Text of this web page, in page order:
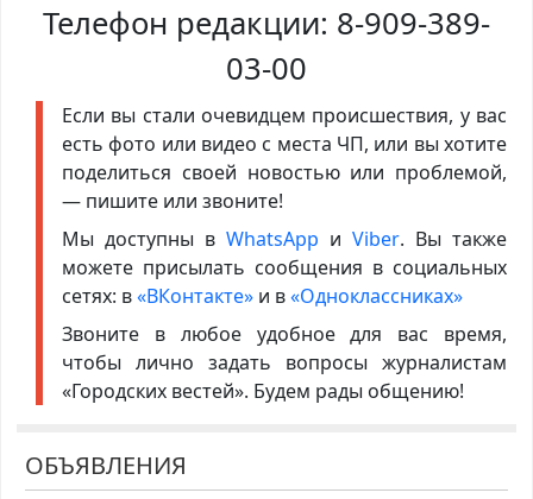
Телефон редакции: 8-909-389-
03-00
Если вы стали очевидцем происшествия, у вас
есть фото или видео с места ЧП, или вы хотите
поделиться своей новостью или проблемой,
— пишите или звоните!
Мы доступны в WhatsApp иViber. Вы также
можете присылать сообщения в социальных
сетях: в«ВКонтакте»и в«Одноклассниках»
Звоните в любое удобное для вас время,
чтобы лично задать вопросы журналистам
«Городских вестей». Будем рады общению!
ОБЪЯВЛЕНИЯ